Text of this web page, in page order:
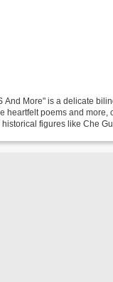
And More" is a delicate
heartfelt poems and more,
figures like Che